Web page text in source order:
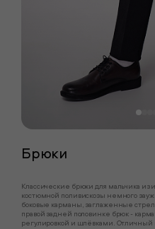
Брюки
Классические брюки для мальчика из
костюмной поливискозы немного
боковые карманы, заглаженные
правой задней половинке брюк -
регулировкой и шлёвками. Отличный